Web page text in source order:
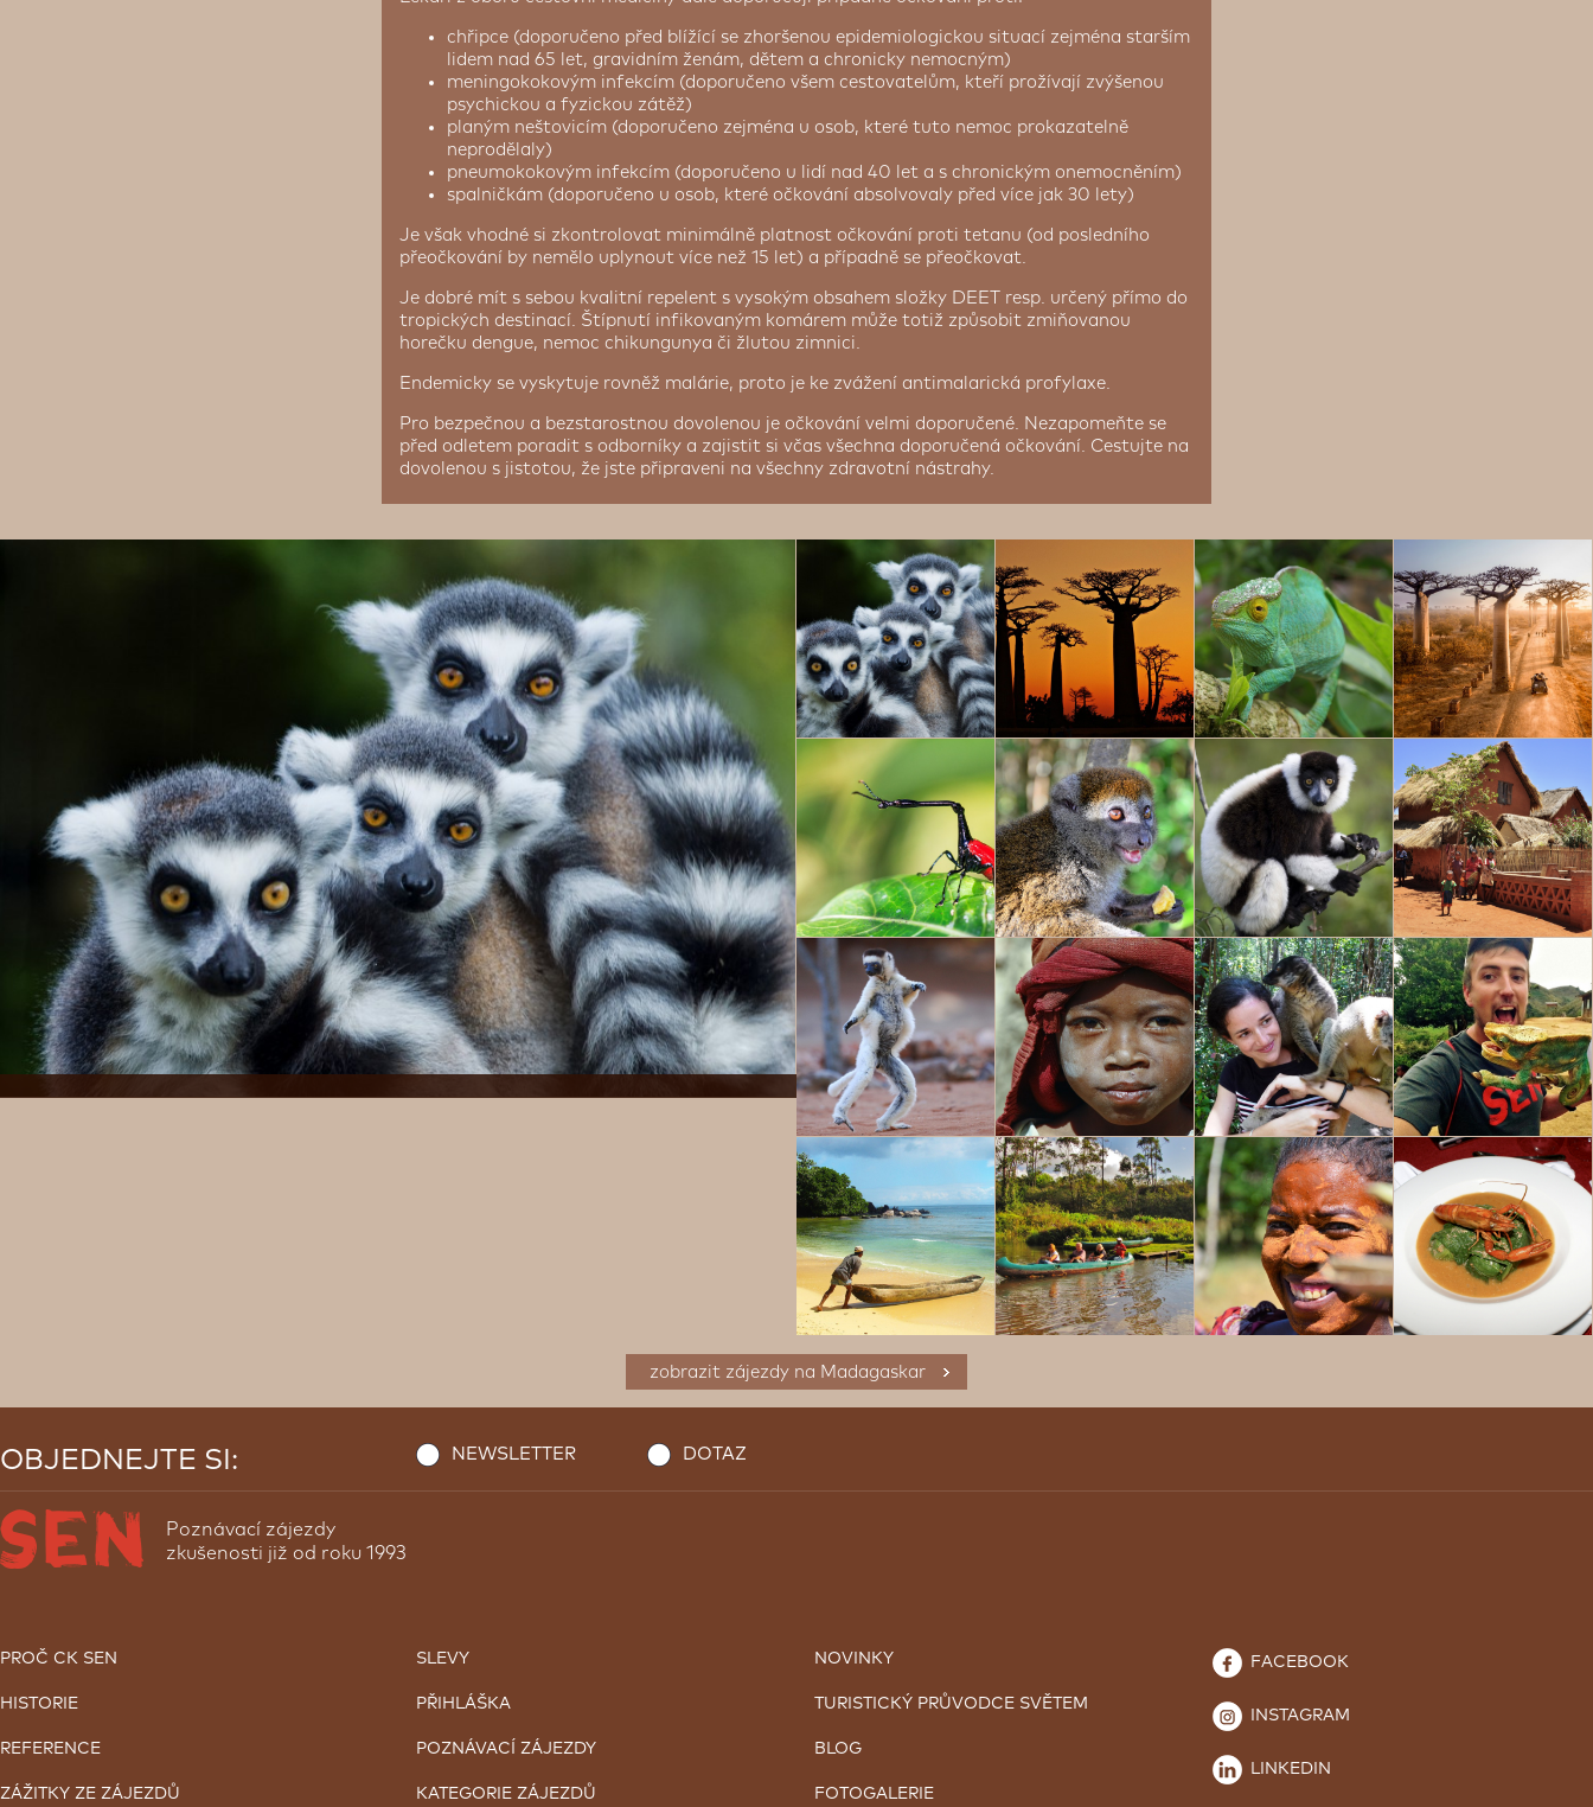
chřipce (doporučeno před blížící se zhoršenou epidemiologickou situací zejména starším
lidem nad 65 let, gravidním ženám, dětem a chronicky nemocným)
meningokokovým infekcím (doporučeno všem cestovatelům, kteří prožívají zvýšenou
psychickou a fyzickou zátěž)
planým neštovicím (doporučeno zejména u osob, které tuto nemoc prokazatelně
neprodělaly)
pneumokokovým infekcím (doporučeno u lidí nad 40 let a s chronickým onemocněním)
spalničkám (doporučeno u osob, které očkování absolvovaly před více jak 30 lety)
Je však vhodné si zkontrolovat minimálně platnost očkování proti tetanu (od posledního
přeočkování by nemělo uplynout více než 15 let) a případně se přeočkovat.
Je dobré mít s sebou kvalitní repelent s vysokým obsahem složky DEET resp. určený přímo do
tropických destinací. Štípnutí infikovaným komárem může totiž způsobit zmiňovanou
horečku dengue, nemoc chikungunya či žlutou zimnici.
Endemicky se vyskytuje rovněž malárie, proto je ke zvážení antimalarická profylaxe.
Pro bezpečnou a bezstarostnou dovolenou je očkování velmi doporučené. Nezapomeňte se
před odletem poradit s odborníky a zajistit si včas všechna doporučená očkování. Cestujte na
dovolenou s jistotou, že jste připraveni na všechny zdravotní nástrahy.
zobrazit zájezdy na Madagaskar
OBJEDNEJTE SI: NEWSLETTER DOTAZ
Poznávací zájezdy
zkušenosti již od roku 1993
PROČ CK SEN
HISTORIE
REFERENCE
ZÁŽITKY ZE ZÁJEZDŮ
SLEVY
PŘIHLÁŠKA
POZNÁVACÍ ZÁJEZDY
KATEGORIE ZÁJEZDŮ
NOVINKY
TURISTICKÝ PRŮVODCE SVĚTEM
BLOG
FOTOGALERIE
FACEBOOK
INSTAGRAM
LINKEDIN